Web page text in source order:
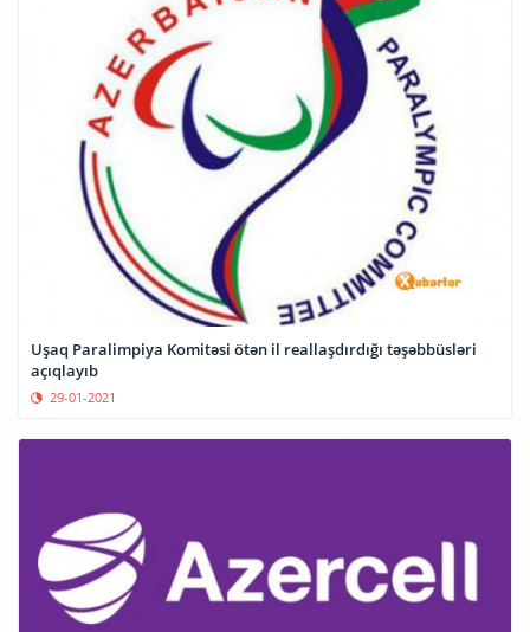
Uşaq Paralimpiya Komitəsi ötən il reallaşdırdığı təşəbbüsləri
açıqlayıb
29-01-2021